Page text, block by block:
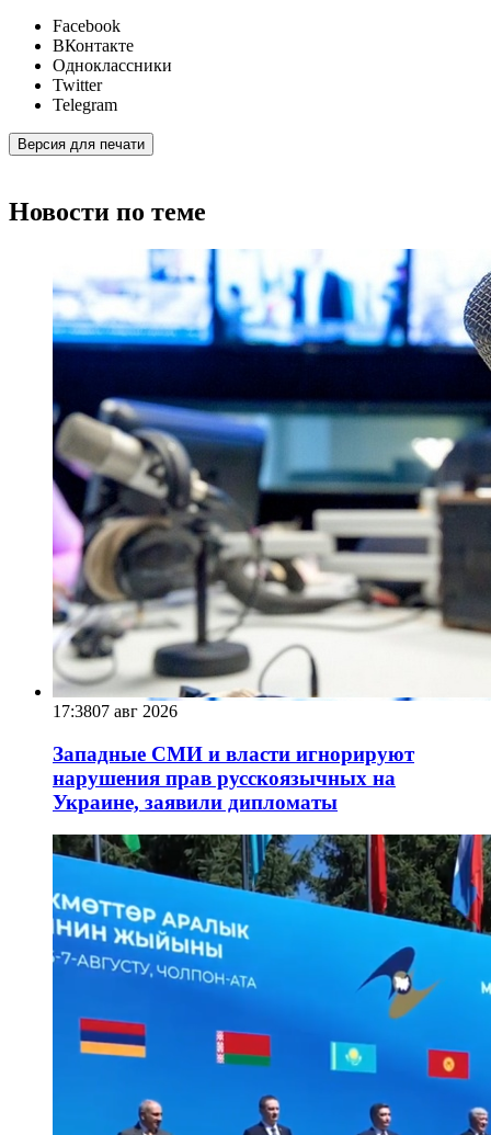
Facebook
ВКонтакте
Одноклассники
Twitter
Telegram
Версия для печати
Новости по теме
17:3807 авг 2026
Западные СМИ и власти игнорируют
нарушения прав русскоязычных на
Украине, заявили дипломаты